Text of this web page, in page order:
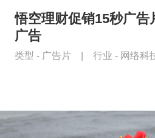
悟空理财促销15秒广告
广告
类型 - 广告片 行业 - 网络科